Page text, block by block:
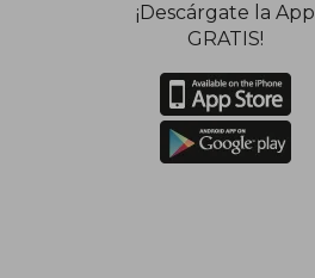
¡Descárgate la App
GRATIS!